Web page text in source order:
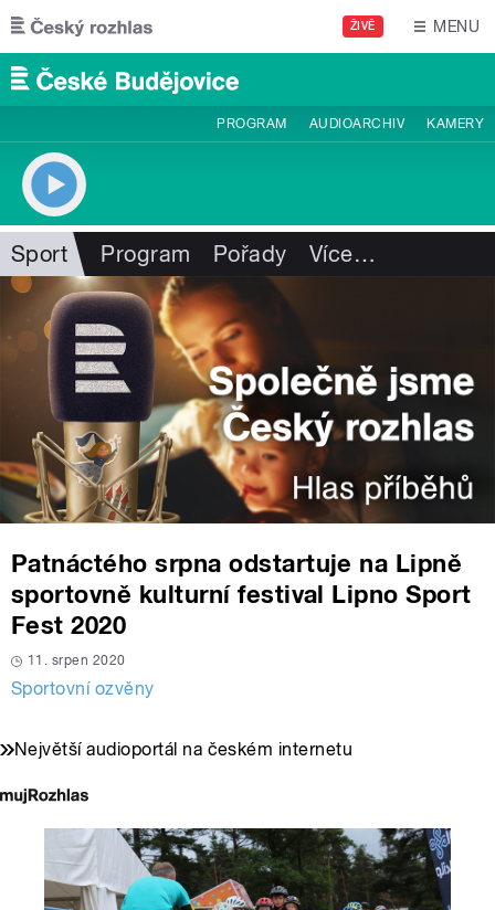
Přejít k hlavnímu obsahu
ŽIVĚ MENU
PROGRAM AUDIOARCHIV KAMERY
Sport Program Pořady Více…
Patnáctého srpna odstartuje na Lipně
sportovně kulturní festival Lipno Sport
Fest 2020
11. srpen 2020
Sportovní ozvěny
Největší audioportál na českém internetu